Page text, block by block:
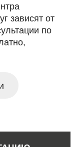
зависят от
по